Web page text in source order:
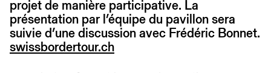
projet de manière participative. La
présentation par l’équipe du pavillon sera
suivie d’une discussion avec Frédéric Bonnet.
swissbordertour.ch